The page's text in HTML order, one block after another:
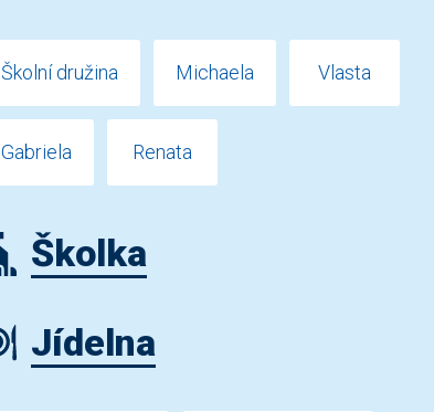
Školní družina Michaela Vlasta
Gabriela Renata
Školka
Jídelna